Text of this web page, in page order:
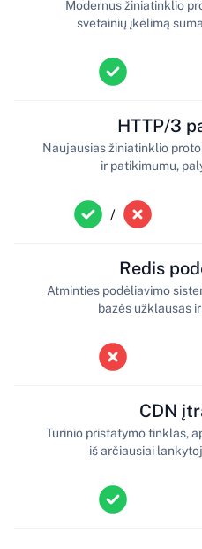
Modernus žiniatinklio
svetainių įkėlimą
/
HTTP/3
Naujausias žiniatinklio
ir patikimumu,
Redis
Atminties podėliavimo
bazės užklausas
CDN
Turinio pristatymo tinklas,
iš arčiausiai